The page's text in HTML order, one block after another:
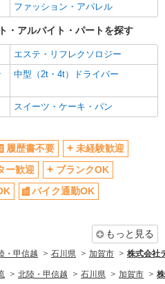
ファッション・アパレル
・アルバイト・パートを探す
エステ・リフレクソロジー
中型（2t・4t）ドライバー
スイーツ・ケーキ・パン
履歴書不要
未経験歓迎
ー歓迎
ブランクOK
バイク通勤OK
もっと見る
・甲信越 石川県 加賀市 株式会社
北陸・甲信越 石川県 加賀市